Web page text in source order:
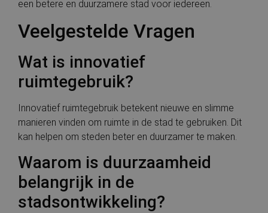
een betere en duurzamere stad voor iedereen.
Veelgestelde Vragen
Wat is innovatief
ruimtegebruik?
Innovatief ruimtegebruik betekent nieuwe en slimme
manieren vinden om ruimte in de stad te gebruiken. Dit
kan helpen om steden beter en duurzamer te maken.
Waarom is duurzaamheid
belangrijk in de
stadsontwikkeling?